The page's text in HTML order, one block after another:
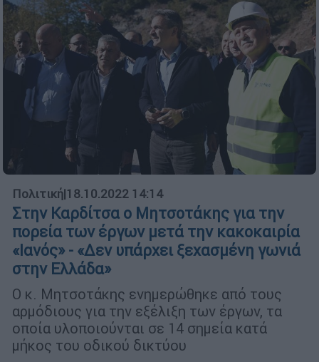
Πολιτική|18.10.2022 14:14
Στην Καρδίτσα ο Μητσοτάκης για την
πορεία των έργων μετά την κακοκαιρία
«Ιανός» - «Δεν υπάρχει ξεχασμένη γωνιά
στην Ελλάδα»
Ο κ. Μητσοτάκης ενημερώθηκε από τους
αρμόδιους για την εξέλιξη των έργων, τα
οποία υλοποιούνται σε 14 σημεία κατά
μήκος του οδικού δικτύου